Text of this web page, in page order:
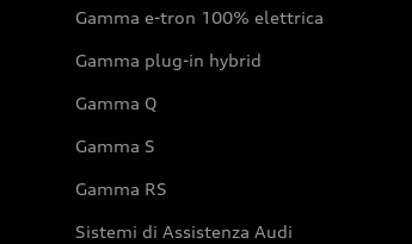
Gamma e-tron 100% elettrica
Gamma plug-in hybrid
Gamma Q
Gamma S
Gamma RS
Sistemi di Assistenza Audi